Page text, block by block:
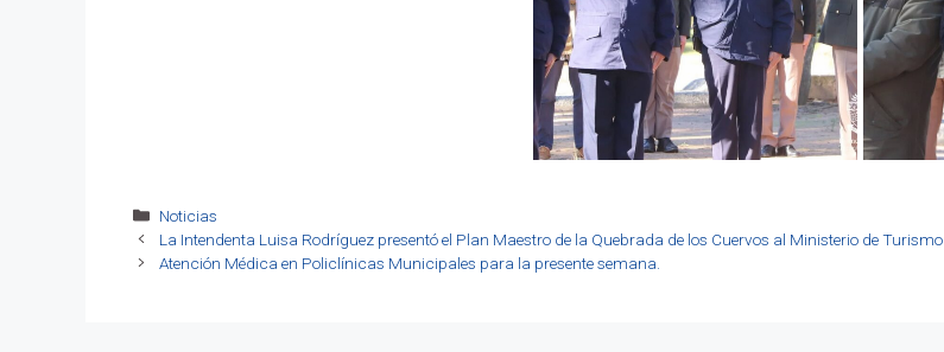
Categorías
Noticias
La Intendenta Luisa Rodríguez presentó el Plan Maestro de la Quebrada de los Cuervos al Ministerio de Turismo
Atención Médica en Policlínicas Municipales para la presente semana.